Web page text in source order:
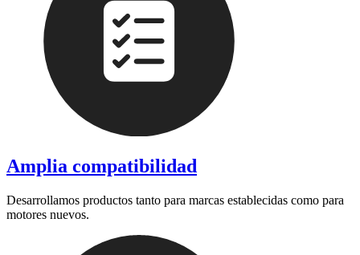
Amplia compatibilidad
Desarrollamos productos tanto para marcas establecidas como para
motores nuevos.